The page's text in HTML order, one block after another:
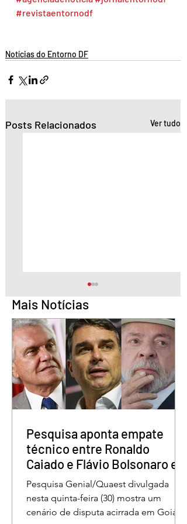
#revistaentornodf
Notícias do Entorno DF
Posts Relacionados Ver tudo
Águas Lindas inaugura
nova sede da APAE e
passa a ser referência
Mais Notícias
Pesquisa aponta empate
técnico entre Ronaldo
Caiado e Flávio Bolsonaro em
Goiás
Pesquisa Genial/Quaest divulgada
nesta quinta-feira (30) mostra um
cenário de disputa acirrada em Goiás